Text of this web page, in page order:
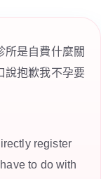
所是自費什麼關
說抱歉我不孕要
register
to do with